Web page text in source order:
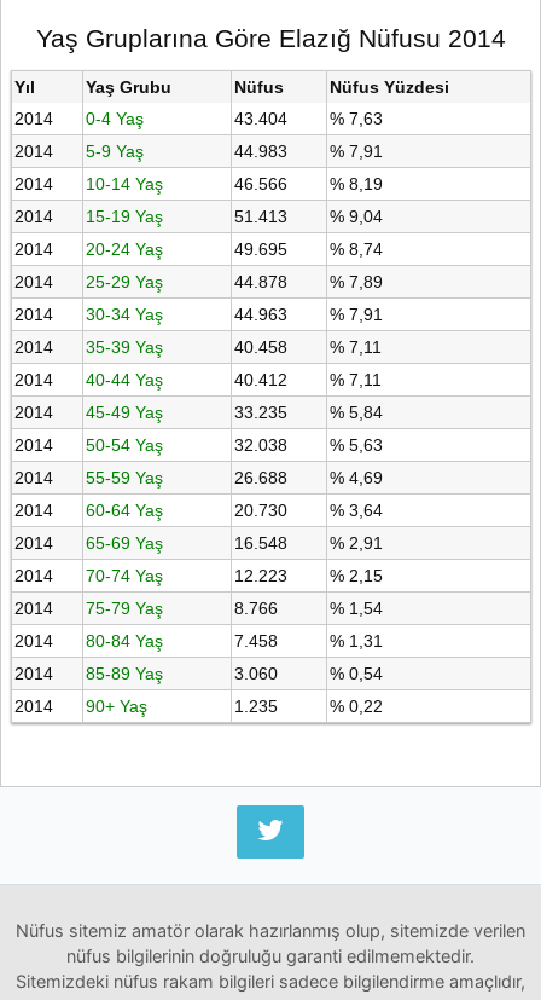
Yaş Gruplarına Göre Elazığ Nüfusu 2014
Yıl Yaş Grubu Nüfus
Nüfus Yüzdesi
2014
0-4 Yaş 43.404
% 7,63
2014
5-9 Yaş 44.983
% 7,91
2014
10-14 Yaş 46.566
% 8,19
2014
15-19 Yaş 51.413
% 9,04
2014
20-24 Yaş 49.695
% 8,74
2014
25-29 Yaş 44.878
% 7,89
2014
30-34 Yaş 44.963
% 7,91
2014
35-39 Yaş 40.458
% 7,11
2014
40-44 Yaş 40.412
% 7,11
2014
45-49 Yaş 33.235
% 5,84
2014
50-54 Yaş 32.038
% 5,63
2014
55-59 Yaş 26.688
% 4,69
2014
60-64 Yaş 20.730
% 3,64
2014
65-69 Yaş 16.548
% 2,91
2014
70-74 Yaş 12.223
% 2,15
2014
75-79 Yaş 8.766
% 1,54
2014
80-84 Yaş 7.458
% 1,31
2014
85-89 Yaş 3.060
% 0,54
2014
90+ Yaş 1.235 % 0,22
Nüfus sitemiz amatör olarak hazırlanmış olup, sitemizde verilen
nüfus bilgilerinin doğruluğu garanti edilmemektedir.
Sitemizdeki nüfus rakam bilgileri sadece bilgilendirme amaçlıdır,